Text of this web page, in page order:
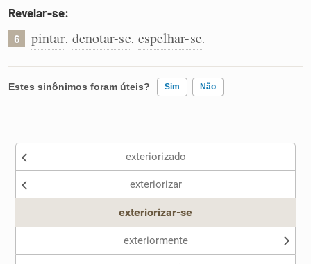
Revelar-se:
6 pintar, denotar-se, espelhar-se.
Estes sinônimos foram úteis? Sim Não
Nenhum dos sinônimos apresentados me ajudou
exteriorizado
exteriorizar
exteriorizar-se
exteriormente